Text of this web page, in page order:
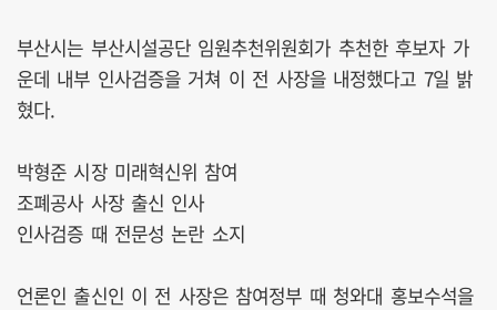
부산시는 부산시설공단 임원추천위원회가 추천한 후보자 가
운데 내부 인사검증을 거쳐 이 전 사장을 내정했다고 7일 밝
혔다.
박형준 시장 미래혁신위 참여
조폐공사 사장 출신 인사
인사검증 때 전문성 논란 소지
언론인 출신인 이 전 사장은 참여정부 때 청와대 홍보수석을